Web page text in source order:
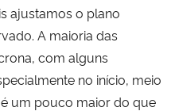
ajustamos o plano
A maioria das
com alguns
no início, meio
um pouco maior do que